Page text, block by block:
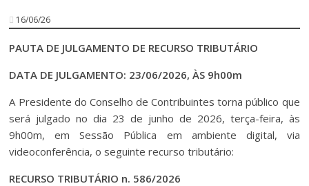
16/06/26
PAUTA DE JULGAMENTO DE RECURSO TRIBUTÁRIO
DATA DE JULGAMENTO: 23/06/2026, ÀS 9h00m
A Presidente do Conselho de Contribuintes torna público que
será julgado no dia 23 de junho de 2026, terça-feira, às
9h00m, em Sessão Pública em ambiente digital, via
videoconferência, o seguinte recurso tributário:
RECURSO TRIBUTÁRIO n. 586/2026